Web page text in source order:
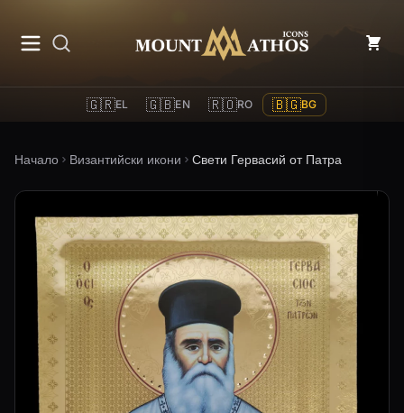
Mount Athos Icons
🇬🇷EL 🇬🇧EN 🇷🇴RO 🇧🇬BG
Начало Византийски икони Свети Гервасий от Патра